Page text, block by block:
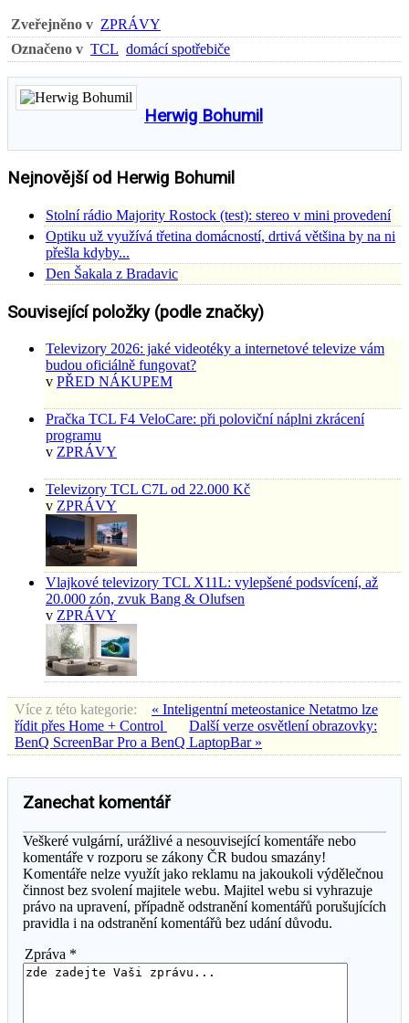
Zveřejněno v ZPRÁVY
Označeno v TCL domácí spotřebiče
Herwig Bohumil
Nejnovější od Herwig Bohumil
Stolní rádio Majority Rostock (test): stereo v mini provedení
Optiku už využívá třetina domácností, drtivá většina by na ni
přešla kdyby...
Den Šakala z Bradavic
Související položky (podle značky)
Televizory 2026: jaké videotéky a internetové televize vám
budou oficiálně fungovat?
v PŘED NÁKUPEM
Pračka TCL F4 VeloCare: při poloviční náplni zkrácení
programu
v ZPRÁVY
Televizory TCL C7L od 22.000 Kč
v ZPRÁVY
Vlajkové televizory TCL X11L: vylepšené podsvícení, až
20.000 zón, zvuk Bang & Olufsen
v ZPRÁVY
Více z této kategorie:
« Inteligentní meteostanice Netatmo lze
řídit přes Home + Control
Další verze osvětlení obrazovky:
BenQ ScreenBar Pro a BenQ LaptopBar »
Zanechat komentář
Veškeré vulgární, urážlivé a nesouvisející komentáře nebo
komentáře v rozporu se zákony ČR budou smazány!
Komentáře nelze využít jako reklamu na jakoukoli výdělečnou
činnost bez svolení majitele webu. Majitel webu si vyhrazuje
právo na upravení, případně odstranění komentářů porušujících
pravidla i na odstranění komentářů bez udání důvodu.
Zpráva *